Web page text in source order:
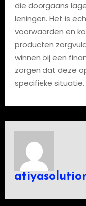
die doorgaans
leningen. Het is
voorwaarden en
producten
winnen bij een
zorgen dat deze
specifieke situatie.